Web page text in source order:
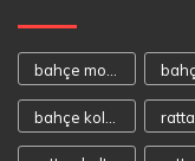
bahçe mobilyası